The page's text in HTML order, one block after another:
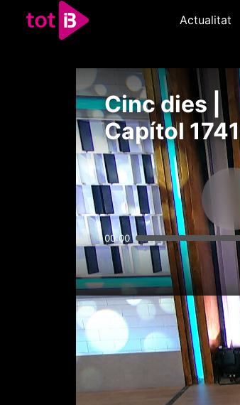
Actualitat
Cinc dies |
Capítol 1741
00:00